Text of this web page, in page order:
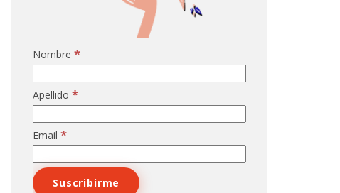
Nombre *
Apellido *
Email *